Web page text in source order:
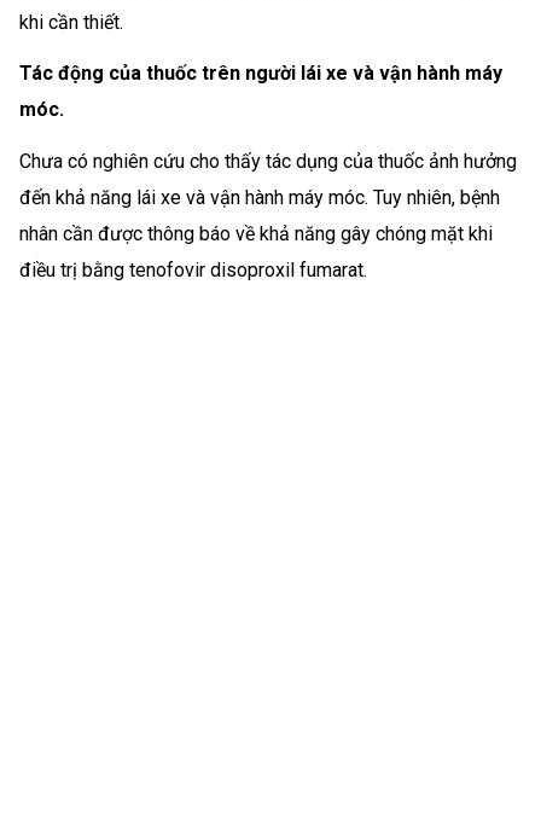
khi cần thiết.
Tác động của thuốc trên người lái xe và vận hành máy
móc.
Chưa có nghiên cứu cho thấy tác dụng của thuốc ảnh hưởng
đến khả năng lái xe và vận hành máy móc. Tuy nhiên, bệnh
nhân cần được thông báo về khả năng gây chóng mặt khi
điều trị bằng tenofovir disoproxil fumarat.